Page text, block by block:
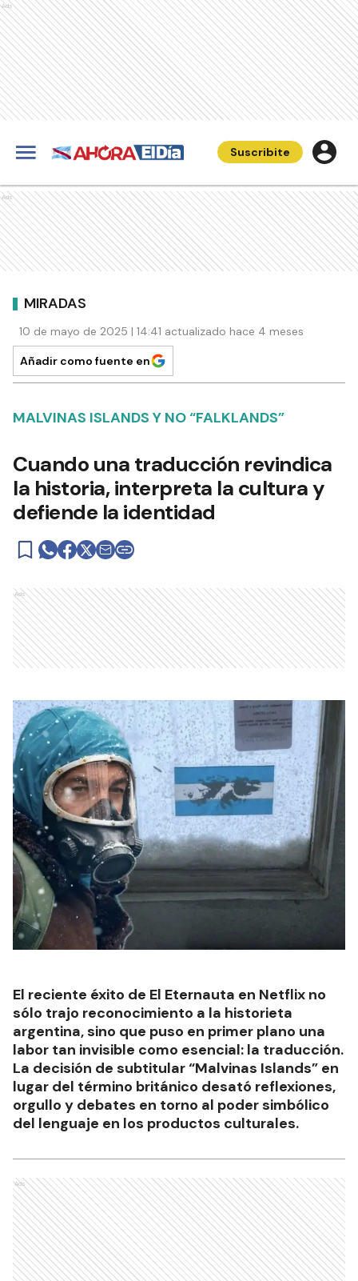
Ads
Suscribite
Ads
MIRADAS
10 de mayo de 2025 | 14:41 actualizado hace 4 meses
Añadir como fuente en
MALVINAS ISLANDS Y NO “FALKLANDS”
Cuando una traducción revindica
la historia, interpreta la cultura y
defiende la identidad
Ads
El reciente éxito de El Eternauta en Netflix no
sólo trajo reconocimiento a la historieta
argentina, sino que puso en primer plano una
labor tan invisible como esencial: la traducción.
La decisión de subtitular “Malvinas Islands” en
lugar del término británico desató reflexiones,
orgullo y debates en torno al poder simbólico
del lenguaje en los productos culturales.
Ads